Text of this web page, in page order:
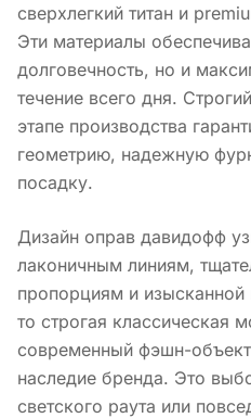
сверхлегкий титан и
Эти материалы
долговечность, но и
течение всего дня.
этапе производства
геометрию, надежную
посадку.
Дизайн оправ давидофф
лаконичным линиям,
пропорциям и изысканной
то строгая классическая
современный фэшн-
наследие бренда. Это
светского раута или